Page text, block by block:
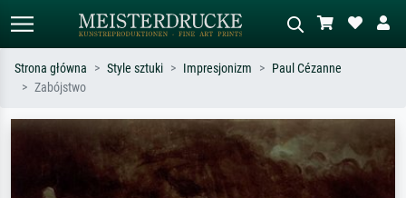
Szukaj wg artysty, tytułu lub stylu – np.
Monet, Gwiaździsta noc,
impresjonizm, fala Hokusaia, akt.
Opisz scenę – np. zielona łąka,
abstrakcja z czerwienią, ciemny olej,
stojący akt obok drzewa.
Strona główna Style sztuki Impresjonizm
Paul Cézanne
Zabójstwo